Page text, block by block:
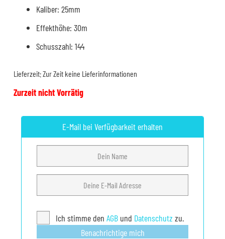
Kaliber: 25mm
Effekthöhe: 30m
Schusszahl: 144
Lieferzeit:Zur Zeit keine Lieferinformationen
Zurzeit nicht Vorrätig
E-Mail bei Verfügbarkeit erhalten
Ich stimme denAGB und Datenschutz zu.
Benachrichtige mich